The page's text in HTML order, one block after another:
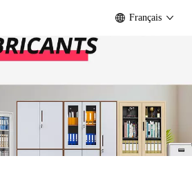
Français